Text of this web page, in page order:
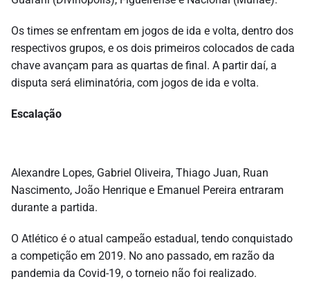
Os times se enfrentam em jogos de ida e volta, dentro dos
respectivos grupos, e os dois primeiros colocados de cada
chave avançam para as quartas de final. A partir daí, a
disputa será eliminatória, com jogos de ida e volta.
Escalação
Alexandre Lopes, Gabriel Oliveira, Thiago Juan, Ruan
Nascimento, João Henrique e Emanuel Pereira entraram
durante a partida.
O Atlético é o atual campeão estadual, tendo conquistado
a competição em 2019. No ano passado, em razão da
pandemia da Covid-19, o torneio não foi realizado.